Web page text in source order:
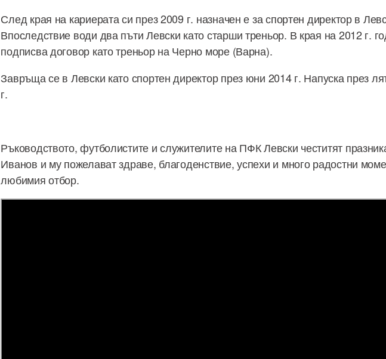
След края на кариерата си през 2009 г. назначен е за спортен директор в
Впоследствие води два пъти Левски като старши треньор. В края на 2012 г.
подписва договор като треньор на Черно море (Варна).
Завръща се в Левски като спортен директор през юни 2014 г. Напуска през
г.
Ръководството, футболистите и служителите на ПФК Левски честитят
Иванов и му пожелават здраве, благоденствие, успехи и много радостни
любимия отбор.